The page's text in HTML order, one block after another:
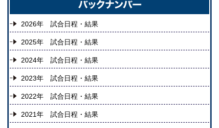
2026年 試合日程・結果
2025年 試合日程・結果
2024年 試合日程・結果
2023年 試合日程・結果
2022年 試合日程・結果
2021年 試合日程・結果